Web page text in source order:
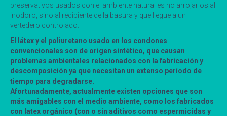
preservativos usados con el ambiente natural es no arrojarlos al
inodoro, sino al recipiente de la basura y que llegue a un
vertedero controlado.
El látex y el poliuretano usado en los condones
convencionales son de origen sintético, que causan
problemas ambientales relacionados con la fabricación y
descomposición ya que necesitan un extenso período de
tiempo para degradarse.
Afortunadamente, actualmente existen opciones que son
más amigables con el medio ambiente, como los fabricados
con latex orgánico (con o sin aditivos como espermicidas y